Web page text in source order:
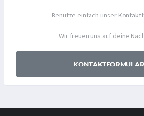
Benutze einfach unser
Wir freuen uns auf deine
KONTAKTFORMULAR